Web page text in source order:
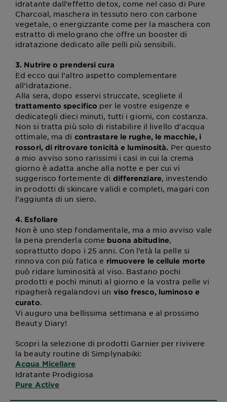
idratante dall’effetto detox, come nel caso di Pure
Charcoal, maschera in tessuto nero con carbone
vegetale, o energizzante come per la maschera con
estratto di melograno che offre un booster di
idratazione dedicato alle pelli più sensibili.
3. Nutrire o prendersi cura
Ed ecco qui l’altro aspetto complementare
all’idratazione.
Alla sera, dopo esservi struccate, scegliete il
trattamento specifico per le vostre esigenze e
dedicategli dieci minuti, tutti i giorni, con costanza.
Non si tratta più solo di ristabilire il livello d'acqua
ottimale, ma di contrastare le rughe, le macchie, i
rossori, di ritrovare tonicità e luminosità. Per questo
a mio avviso sono rarissimi i casi in cui la crema
giorno è adatta anche alla notte e per cui vi
suggerisco fortemente di differenziare, investendo
in prodotti di skincare validi e completi, magari con
l’aggiunta di un siero.
4. Esfoliare
Non è uno step fondamentale, ma a mio avviso vale
la pena prenderla come buona abitudine,
soprattutto dopo i 25 anni. Con l’età la pelle si
rinnova con più fatica e rimuovere le cellule morte
può ridare luminosità al viso. Bastano pochi
prodotti e pochi minuti al giorno e la vostra pelle vi
ripagherà regalandovi un viso fresco, luminoso e
curato.
Vi auguro una bellissima settimana e al prossimo
Beauty Diary!
Scopri la selezione di prodotti Garnier per rivivere
la beauty routine di Simplynabiki:
Acqua Micellare
Idratante Prodigiosa
Pure Active